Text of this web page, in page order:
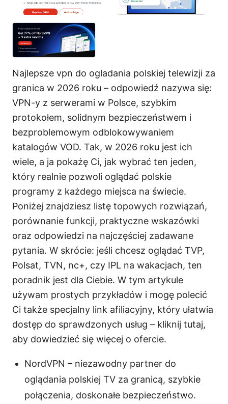
Najlepsze vpn do ogladania polskiej telewizji za
granica w 2026 roku – odpowiedź nazywa się:
VPN-y z serwerami w Polsce, szybkim
protokołem, solidnym bezpieczeństwem i
bezproblemowym odblokowywaniem
katalogów VOD. Tak, w 2026 roku jest ich
wiele, a ja pokażę Ci, jak wybrać ten jeden,
który realnie pozwoli oglądać polskie
programy z każdego miejsca na świecie.
Poniżej znajdziesz listę topowych rozwiązań,
porównanie funkcji, praktyczne wskazówki
oraz odpowiedzi na najczęściej zadawane
pytania. W skrócie: jeśli chcesz oglądać TVP,
Polsat, TVN, nc+, czy IPL na wakacjach, ten
poradnik jest dla Ciebie. W tym artykule
używam prostych przykładów i mogę polecić
Ci także specjalny link afiliacyjny, który ułatwia
dostęp do sprawdzonych usług – kliknij tutaj,
aby dowiedzieć się więcej o ofercie.
NordVPN – niezawodny partner do
oglądania polskiej TV za granicą, szybkie
połączenia, doskonałe bezpieczeństwo.